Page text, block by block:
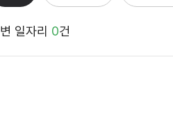
일자리 0건